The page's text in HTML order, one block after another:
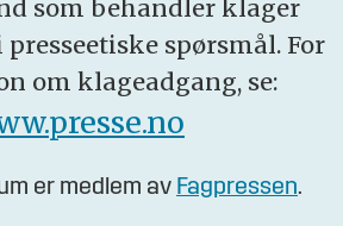
som behandler klager
spørsmål. For
om klageadgang, se:
er medlem av Fagpressen.